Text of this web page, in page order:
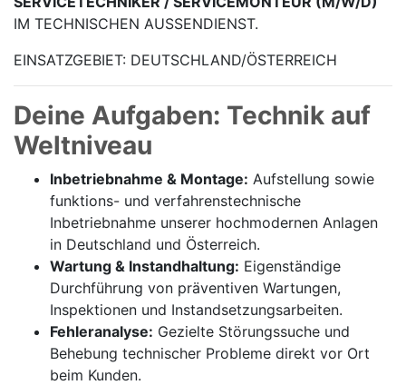
IM TECHNISCHEN AUSSENDIENST.
EINSATZGEBIET: DEUTSCHLAND/ÖSTERREICH
Deine Aufgaben: Technik auf
Weltniveau
Inbetriebnahme & Montage: Aufstellung sowie
funktions- und verfahrenstechnische
Inbetriebnahme unserer hochmodernen Anlagen
in Deutschland und Österreich.
Wartung & Instandhaltung: Eigenständige
Durchführung von präventiven Wartungen,
Inspektionen und Instandsetzungsarbeiten.
Fehleranalyse: Gezielte Störungssuche und
Behebung technischer Probleme direkt vor Ort
beim Kunden.